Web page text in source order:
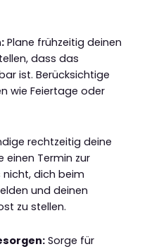
Plane frühzeitig deinen
dass das
ist. Berücksichtige
wie Feiertage oder
rechtzeitig deine
einen Termin zur
dich beim
und deinen
zu stellen.
Sorge für